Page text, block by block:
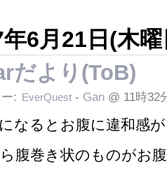
6月21日(木
だより(ToB)
: EverQuest - Gan @ 11時32
なるとお腹に違和感
腹巻き状のものがお